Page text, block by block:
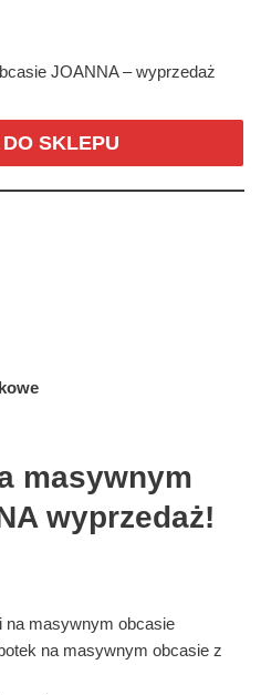
JOANNA – wyprzedaż
SKLEPU
masywnym
wyprzedaż!
na masywnym obcasie
na masywnym obcasie z